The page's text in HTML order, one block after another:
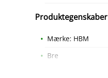
Produktegenskaber
Mærke: HBM
Bre